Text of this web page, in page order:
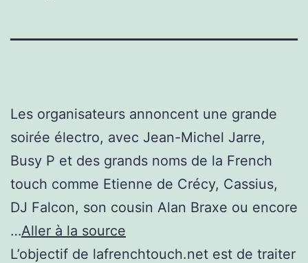
Les organisateurs annoncent une grande
soirée électro, avec Jean-Michel Jarre,
Busy P et des grands noms de la French
touch comme Etienne de Crécy, Cassius,
DJ Falcon, son cousin Alan Braxe ou encore
…Aller à la source
L’objectif de lafrenchtouch.net est de traiter